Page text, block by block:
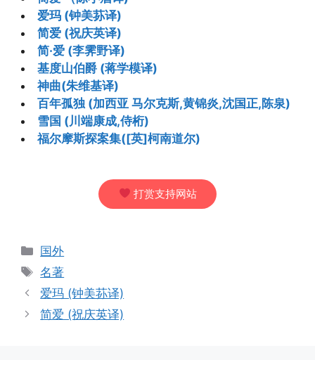
爱玛 (钟美荪译)
简爱 (祝庆英译)
简·爱 (李霁野译)
基度山伯爵 (蒋学模译)
神曲(朱维基译)
百年孤独 (加西亚 马尔克斯,黄锦炎,沈国正,陈泉)
雪国 (川端康成,侍桁)
福尔摩斯探案集([英]柯南道尔)
打赏支持网站
分
类
国外
标
签
名著
爱玛 (钟美荪译)
简爱 (祝庆英译)